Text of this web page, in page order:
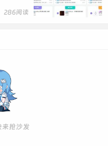
286阅读
来抢沙发